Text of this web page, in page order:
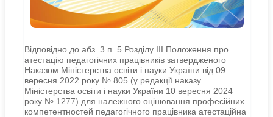
Відповідно до абз. 3 п. 5 Розділу ІІІ Положення про
атестацію педагогічних працівників затвердженого
Наказом Міністерства освіти і науки України від 09
вересня 2022 року № 805 (у редакції наказу
Міністерства освіти і науки України 10 вересня 2024
року № 1277) для належного оцінювання професійних
компетентностей педагогічного працівника атестаційна